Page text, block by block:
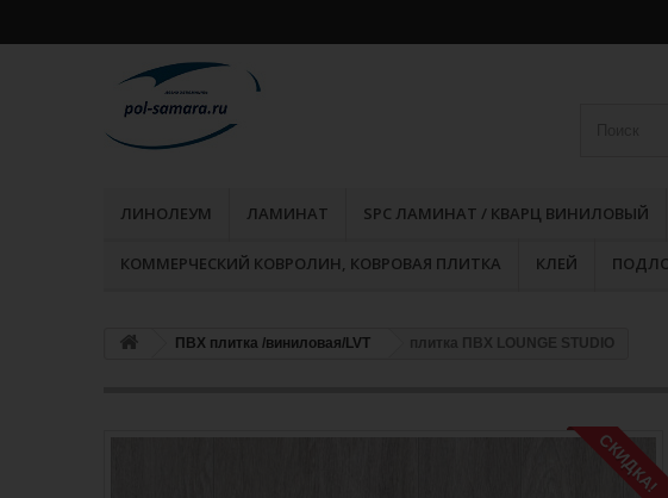
ЛИНОЛЕУМ ЛАМИНАТ SPC ЛАМИНАТ / КВАРЦ ВИНИЛОВЫЙ
КОММЕРЧЕСКИЙ КОВРОЛИН, КОВРОВАЯ ПЛИТКА КЛЕЙ
ПВХ плитка /виниловая/LVT плитка ПВХ LOUNGE STUDIO
СКИДКА!